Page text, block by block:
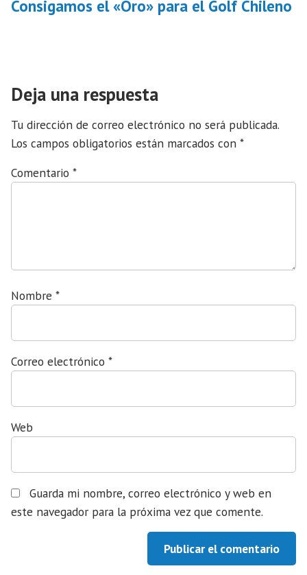
Consigamos el «Oro» para el Golf Chileno
Deja una respuesta
Tu dirección de correo electrónico no será publicada.
Los campos obligatorios están marcados con *
Comentario *
Nombre *
Correo electrónico *
Web
Guarda mi nombre, correo electrónico y web en
este navegador para la próxima vez que comente.